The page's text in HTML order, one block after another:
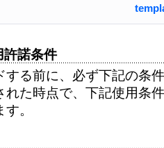
許諾条件
する前に、必ず下記の条
れた時点で、下記使用条
。